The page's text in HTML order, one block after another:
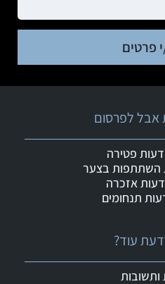
פרטים
עוד?
ותשובות
אבל לפרסום
פטירה
השתתפות בצער
אזכרה
תנחומים